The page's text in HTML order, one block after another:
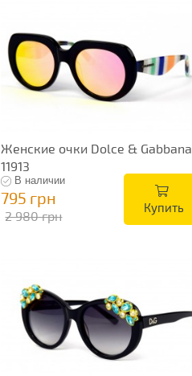
Женские очки Dolce & Gabbana
11913
В наличии
795 грн
2 980 грн
Купить